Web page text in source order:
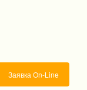
Заявка On-Line